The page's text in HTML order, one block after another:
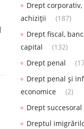
Drept
achiziții
(187)
Drept fiscal,
capital
(132)
Drept penal
Drept penal și
economice
(2)
Drept
Dreptul